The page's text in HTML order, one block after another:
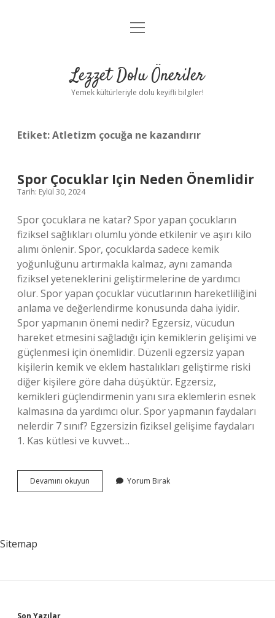
Anasayfa
Yasal Uyarı
menüyü
Lezzet Dolu Öneriler
Yemek kültürleriyle dolu keyifli bilgiler!
Etiket:Atletizm çocuğa ne kazandırır
Spor Çocuklar Için Neden Önemlidir
Tarih: Eylül 30, 2024
Spor çocuklara ne katar? Spor yapan çocukların
fiziksel sağlıkları olumlu yönde etkilenir ve aşırı kilo
alımı önlenir. Spor, çocuklarda sadece kemik
yoğunluğunu artırmakla kalmaz, aynı zamanda
fiziksel yeteneklerini geliştirmelerine de yardımcı
olur. Spor yapan çocuklar vücutlarının hareketliliğini
anlama ve değerlendirme konusunda daha iyidir.
Spor yapmanın önemi nedir? Egzersiz, vücudun
hareket etmesini sağladığı için kemiklerin gelişimi ve
güçlenmesi için önemlidir. Düzenli egzersiz yapan
kişilerin kemik ve eklem hastalıkları geliştirme riski
diğer kişilere göre daha düşüktür. Egzersiz,
kemikleri güçlendirmenin yanı sıra eklemlerin esnek
kalmasına da yardımcı olur. Spor yapmanın faydaları
nelerdir 7 sınıf? Egzersizin fiziksel gelişime faydaları
1. Kas kütlesi ve kuvvet…
Devamını okuyun
Çocuklar
Yorum Bırak
Sitemap
Son Yazılar